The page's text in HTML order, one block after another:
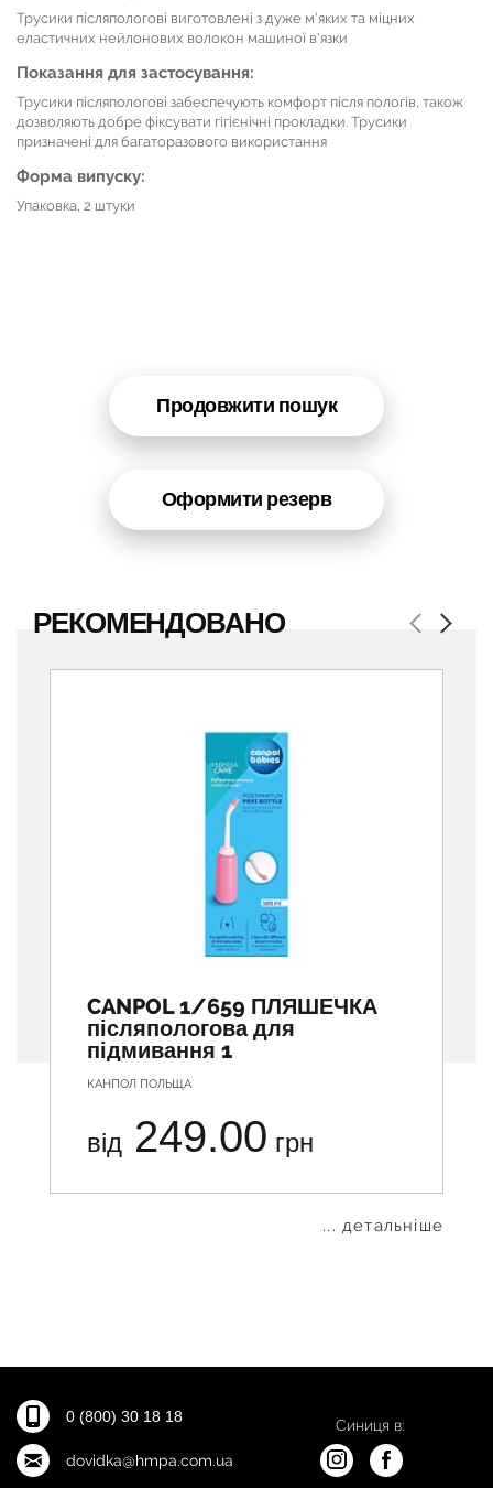
Трусики післяпологові виготовлені з дуже м'яких та міцних
еластичних нейлонових волокон машиної в'язки
Показання для застосування:
Трусики післяпологові забеспечують комфорт після пологів, також
дозволяють добре фіксувати гігієнічні прокладки. Трусики
призначені для багаторазового використання
Форма випуску:
Упаковка, 2 штуки
Продовжити пошук
Оформити резерв
РЕКОМЕНДОВАНО Previous
CANPOL 1/659 ПЛЯШЕЧКА
післяпологова для
підмивання 1
КАНПОЛ ПОЛЬЩА
від 249.00 грн
... детальніше
Next
0 (800) 30 18 18
dovidka@hmpa.com.ua
Синиця в: